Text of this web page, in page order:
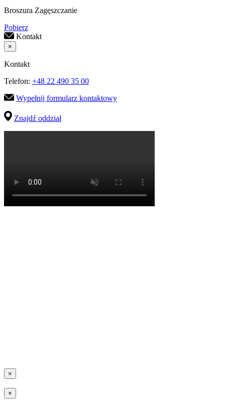
Broszura Zagęszczanie
Pobierz
Kontakt
×
Kontakt
Telefon: +48 22 490 35 00
Wypełnij formularz kontaktowy
Znajdź oddział
×
×